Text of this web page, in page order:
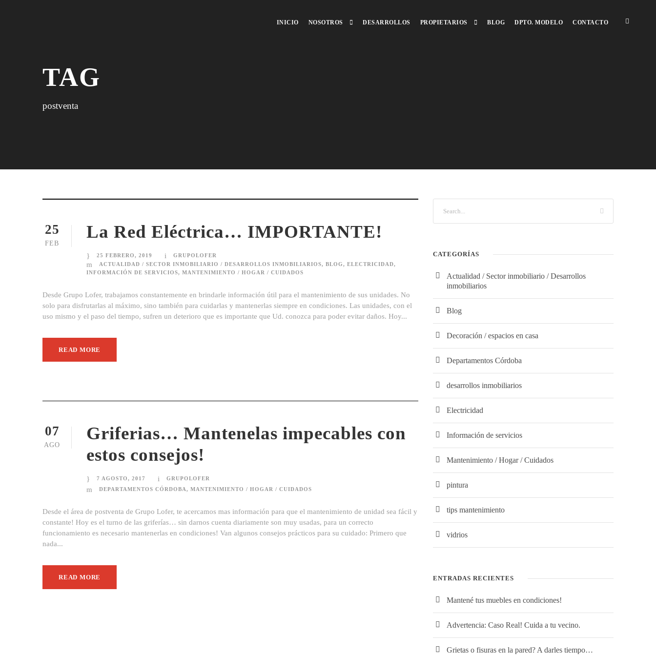
INICIO NOSOTROS DESARROLLOS PROPIETARIOS BLOG DPTO. MODELO CONTACTO
TAG
postventa
25
FEB
La Red Eléctrica… IMPORTANTE!
25 FEBRERO, 2019
GRUPOLOFER
ACTUALIDAD / SECTOR INMOBILIARIO / DESARROLLOS INMOBILIARIOS, BLOG, ELECTRICIDAD,
INFORMACIÓN DE SERVICIOS, MANTENIMIENTO / HOGAR / CUIDADOS
Desde Grupo Lofer, trabajamos constantemente en brindarle información útil para el mantenimiento de sus unidades. No
solo para disfrutarlas al máximo, sino también para cuidarlas y mantenerlas siempre en condiciones. Las unidades, con el
uso mismo y el paso del tiempo, sufren un deterioro que es importante que Ud. conozca para poder evitar daños. Hoy...
READ MORE
07
AGO
Griferias… Mantenelas impecables con
estos consejos!
7 AGOSTO, 2017
GRUPOLOFER
DEPARTAMENTOS CÓRDOBA, MANTENIMIENTO / HOGAR / CUIDADOS
Desde el área de postventa de Grupo Lofer, te acercamos mas información para que el mantenimiento de unidad sea fácil y
constante! Hoy es el turno de las griferías… sin darnos cuenta diariamente son muy usadas, para un correcto
funcionamiento es necesario mantenerlas en condiciones! Van algunos consejos prácticos para su cuidado: Primero que
nada...
READ MORE
CATEGORÍAS
Actualidad / Sector inmobiliario / Desarrollos
inmobiliarios
Blog
Decoración / espacios en casa
Departamentos Córdoba
desarrollos inmobiliarios
Electricidad
Información de servicios
Mantenimiento / Hogar / Cuidados
pintura
tips mantenimiento
vidrios
ENTRADAS RECIENTES
Mantené tus muebles en condiciones!
Advertencia: Caso Real! Cuida a tu vecino.
Grietas o fisuras en la pared? A darles tiempo…